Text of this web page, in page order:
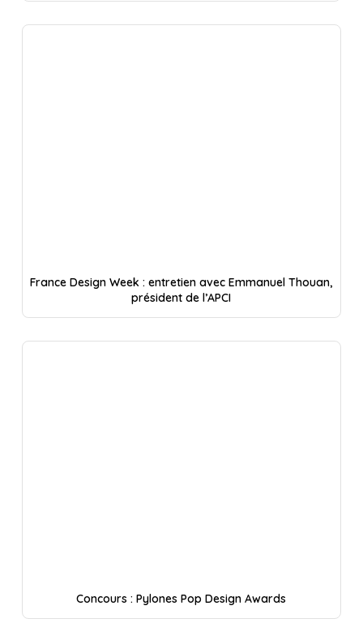
France Design Week : entretien avec Emmanuel Thouan,
président de l’APCI
Concours : Pylones Pop Design Awards